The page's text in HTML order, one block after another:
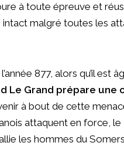
à toute épreuve et
intact malgré toutes les
877, alors qu’il est
Le Grand prépare une
à bout de cette
attaquent en force, le
les hommes du